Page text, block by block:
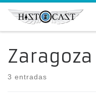
Saltar al contenido
Zaragoza
3 entradas